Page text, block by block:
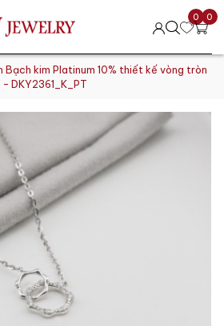
0 0
Bạch kim Platinum 10% thiết kế vòng tròn
- DKY2361_K_PT